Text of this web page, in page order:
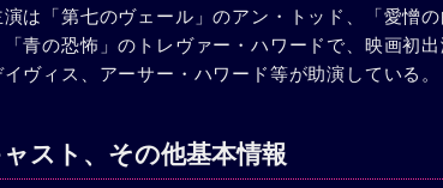
感してハワードは妻を抱きとめたのであった。
は「第七のヴェール」のアン・トッド、「愛憎
青の恐怖」のトレヴァー・ハワードで、映画初
ヴィス、アーサー・ハワード等が助演している。
スト、その他基本情報